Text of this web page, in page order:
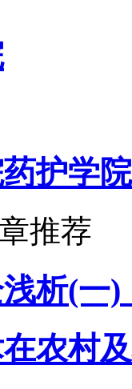
护学院
推荐
析(一
农村